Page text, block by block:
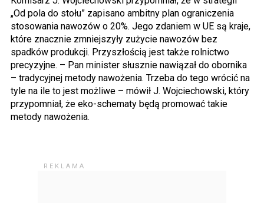
„Od pola do stołu” zapisano ambitny plan ograniczenia
stosowania nawozów o 20%. Jego zdaniem w UE są kraje,
które znacznie zmniejszyły zużycie nawozów bez
spadków produkcji. Przyszłością jest także rolnictwo
precyzyjne. – Pan minister słusznie nawiązał do obornika
– tradycyjnej metody nawożenia. Trzeba do tego wrócić na
tyle na ile to jest możliwe – mówił J. Wojciechowski, który
przypomniał, że eko-schematy będą promować takie
metody nawożenia.